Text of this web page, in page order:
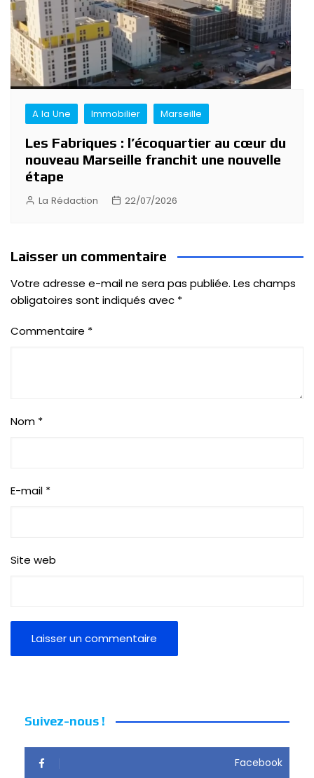
A la Une Immobilier Marseille
Les Fabriques : l’écoquartier au cœur du
nouveau Marseille franchit une nouvelle
étape
La Rédaction 22/07/2026
Laisser un commentaire
Votre adresse e-mail ne sera pas publiée. Les champs
obligatoires sont indiqués avec *
Commentaire *
Nom *
E-mail *
Site web
Suivez-nous !
Facebook